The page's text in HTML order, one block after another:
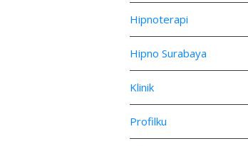
Hipnoterapi
Hipno Surabaya
Klinik
Profilku